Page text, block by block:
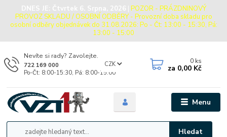
DNES JE: Čtvrtek 6. Srpna, 2026 | POZOR - PRÁZDNINOVÝ
PROVOZ SKLADU / OSOBNÍ ODBĚRY - Provozní doba skladu pro
osobní odběry objednávek do 31.08.2026: Po - Čt: 13:00 - 15:30, Pá:
13:00 - 15:00
Menu
CZK
Hledat
Nevíte si rady? Zavolejte.
722 169 000
Po-Čt: 8:00-15:30, Pá: 8:00-15:00
0 ks
za 0,00 Kč